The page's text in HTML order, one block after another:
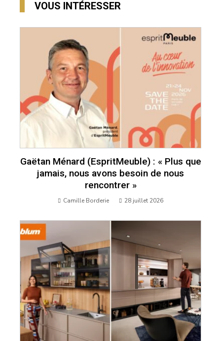
VOUS INTÉRESSER
Gaëtan Ménard (EspritMeuble) : « Plus que
jamais, nous avons besoin de nous
rencontrer »
Camille Borderie 28 juillet 2026